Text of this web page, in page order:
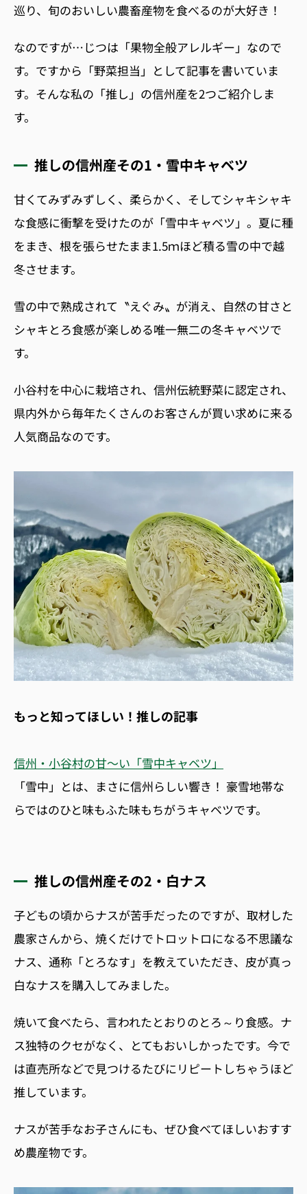
巡り、旬のおいしい農畜産物を食べるのが大好き！
なのですが…じつは「果物全般アレルギー」なので
す。ですから「野菜担当」として記事を書いていま
す。そんな私の「推し」の信州産を2つご紹介しま
す。
推しの信州産その1・雪中キャベツ
甘くてみずみずしく、柔らかく、そしてシャキシャキ
な食感に衝撃を受けたのが「雪中キャベツ」。 夏に種
をまき、根を張らせたまま1.5ｍほど積る雪の中で越
冬させます。
雪の中で熟成されて〝えぐみ〟が消え、 自然の甘さと
シャキとろ食感が楽しめる唯一無二の冬キャベツで
す。
小谷村を中心に栽培され、信州伝統野菜に認定され、
県内外から毎年たくさんのお客さんが買い求めに来る
人気商品なのです。
もっと知ってほしい！推しの記事
信州・小谷村の甘〜い「雪中キャベツ」
「雪中」とは、まさに信州らしい響き！ 豪雪地帯な
らではのひと味もふた味もちがうキャベツです。
推しの信州産その2・白ナス
子どもの頃からナスが苦手だったのですが、 取材した
農家さんから、焼くだけでトロットロになる不思議な
ナス、通称「とろなす」を教えていただき、皮が真っ
白なナスを購入してみました。
焼いて食べたら、言われたとおりのとろ～り食感。ナ
ス独特のクセがなく、とてもおいしかったです。今で
は直売所などで見つけるたびにリピートしちゃうほど
推しています。
ナスが苦手なお子さんにも、ぜひ食べてほしいおすす
め農産物です。